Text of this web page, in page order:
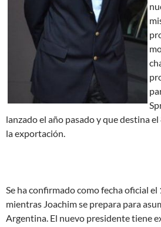
lanzado el año pasado y que destina
la exportación.
Se ha confirmado como fecha oficial el
mientras Joachim se prepara para
Argentina. El nuevo presidente tiene